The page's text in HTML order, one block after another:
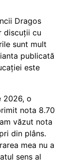
Dragos
discuții cu
sunt mult
publicată
este
2026, o
nota 8.70
văzut nota
din plâns.
mea nu a
sens al